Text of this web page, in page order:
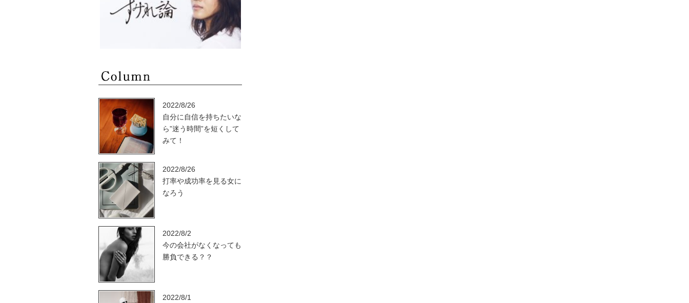
2022/8/26
自分に自信を持ちたいな
ら”迷う時間”を短くして
みて！
2022/8/26
打率や成功率を見る女に
なろう
2022/8/2
今の会社がなくなっても
勝負できる？？
2022/8/1